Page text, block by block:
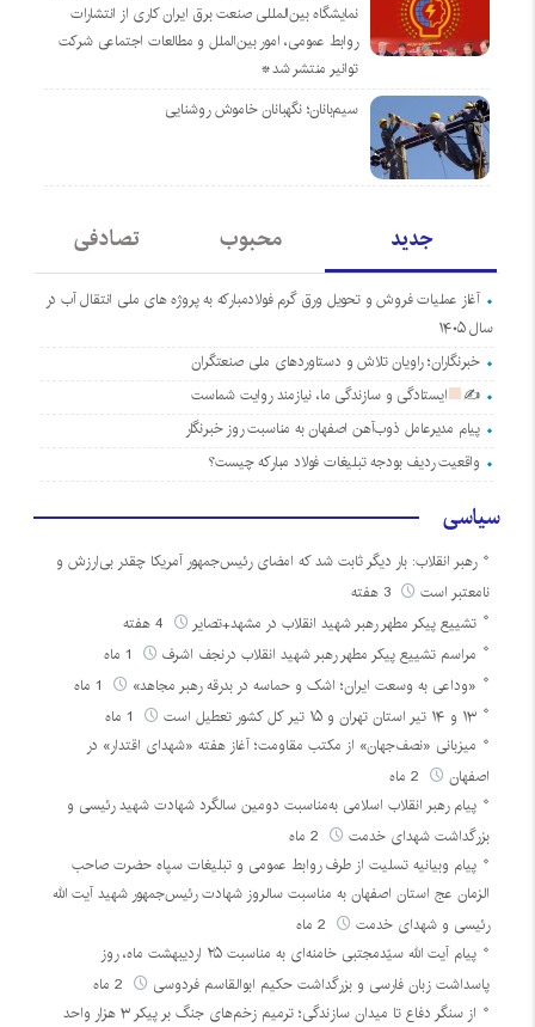
نمایشگاه بین‌المللی صنعت برق ایران کاری از انتشارات
روابط عمومی، امور بین‌الملل و مطالعات اجتماعی شرکت
توانیر منتشر شد*
سیم‌بانان؛ نگهبانان خاموش روشنایی
جدید محبوب تصادفی
آغاز عملیات فروش و تحویل ورق گرم فولادمبارکه به پروژه های ملی انتقال آب در
سال ۱۴۰۵
خبرنگاران؛ راویان تلاش و دستاوردهای ملی صنعتگران
✍
ایستادگی و سازندگی ما، نیازمند روایت شماست
پیام مدیرعامل ذوب‌آهن اصفهان به مناسبت روز خبرنگار
واقعیت ردیف بودجه تبلیغات فولاد مبارکه چیست؟
سیاسی
رهبر انقلاب: بار دیگر ثابت شد که امضای رئیس‌جمهور آمریکا چقدر بی‌ارزش و
نامعتبر است
3 هفته
تشییع پیکر مطهر رهبر شهید انقلاب در مشهد+تصایر
مراسم تشییع پیکر مطهر رهبر شهید انقلاب درنجف اشرف
«وداعی به وسعت ایران؛ اشک و حماسه در بدرقه رهبر مجاهد»
۱۳ و ۱۴ تیر استان تهران و ۱۵ تیر کل کشور تعطیل است
میزبانی «نصف‌جهان» از مکتب مقاومت؛ آغاز هفته «شهدای اقتدار» در
اصفهان
پیام رهبر انقلاب اسلامی به‌مناسبت دومین سالگرد شهادت شهید رئیسی و
بزرگداشت شهدای خدمت
پیام وبیانیه تسلیت از طرف روابط عمومی و تبلیغات سپاه حضرت صاحب
الزمان عج استان اصفهان به مناسبت سالروز شهادت رئیس‌جمهور شهید آیت الله
رئیسی و شهدای خدمت
پیام آیت الله سیّدمجتبی خامنه‌ای به مناسبت ۲۵ اردیبهشت ماه، روز
پاسداشت زبان فارسی و بزرگداشت حکیم ابوالقاسم فردوسی
از سنگر دفاع تا میدان سازندگی؛ ترمیم زخم‌های جنگ بر پیکر ۳ هزار واحد